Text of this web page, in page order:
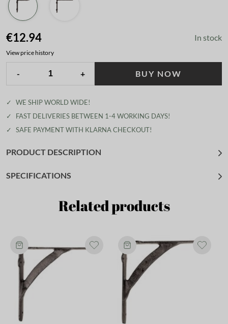
€12.94 In stock
View price history
- + BUY NOW
✓
WE SHIP WORLD WIDE!
✓
FAST DELIVERIES BETWEEN 1-4 WORKING DAYS!
✓
SAFE PAYMENT WITH KLARNA CHECKOUT!
PRODUCT DESCRIPTION
SPECIFICATIONS
Related products